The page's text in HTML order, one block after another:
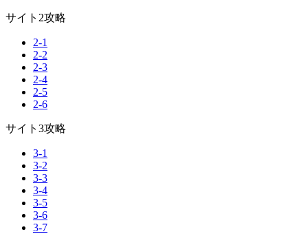
サイト2攻略
2-1
2-2
2-3
2-4
2-5
2-6
サイト3攻略
3-1
3-2
3-3
3-4
3-5
3-6
3-7